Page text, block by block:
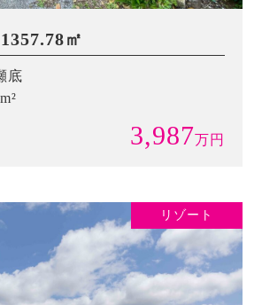
㎡
底
3,987万円
リゾート